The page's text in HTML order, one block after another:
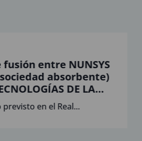
entre NUNSYS
absorbente)
DE LA
S.L. Sociedad
como “Sociedad
en el Real...